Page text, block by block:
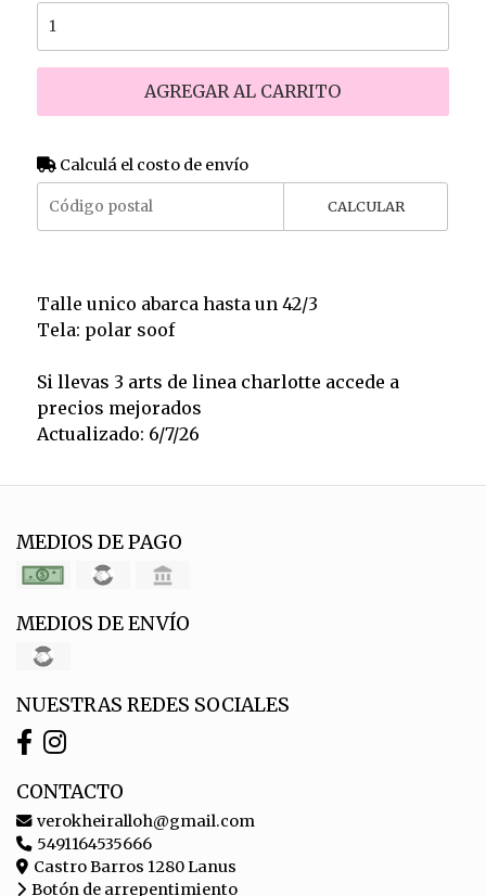
AGREGAR AL CARRITO
Calculá el costo de envío
CALCULAR
Talle unico abarca hasta un 42/3
Tela: polar soof
Si llevas 3 arts de linea charlotte accede a
precios mejorados
Actualizado: 6/7/26
MEDIOS DE PAGO
MEDIOS DE ENVÍO
NUESTRAS REDES SOCIALES
CONTACTO
verokheiralloh@gmail.com
5491164535666
Castro Barros 1280 Lanus
Botón de arrepentimiento